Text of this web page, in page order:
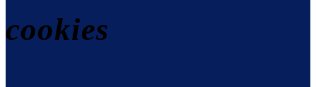
cookies